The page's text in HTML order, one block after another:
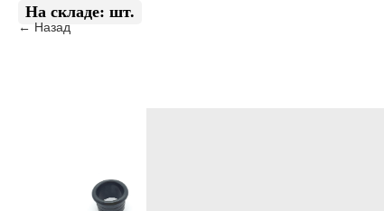
Назад